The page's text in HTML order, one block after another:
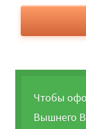
Чтобы
Вышнего